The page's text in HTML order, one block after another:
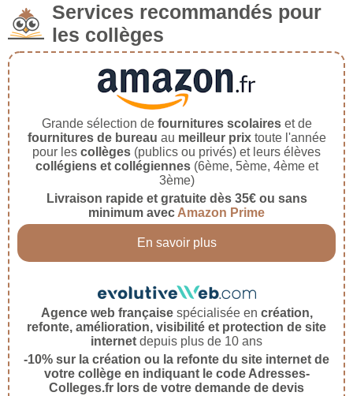
Services recommandés pour
les collèges
Grande sélection de fournitures scolaireset de
fournitures de bureau au meilleur prixtoute l'année
pour les collèges (publics ou privés) et leurs élèves
collégiens et collégiennes(6ème, 5ème, 4ème et
3ème)
Livraison rapide et gratuite dès 35€ ou sans
minimum avec Amazon Prime
En savoir plus
Agence web françaisespécialisée en création,
refonte, amélioration, visibilité et protection de site
internet depuis plus de 10 ans
-10% sur la création ou la refonte du site internet de
votre collège en indiquant le code Adresses-
Colleges.fr lors de votre demande de devis